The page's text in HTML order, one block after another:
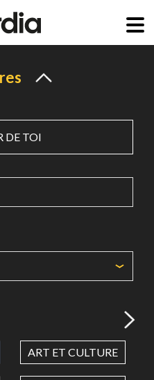
DE TOI
ART ET CULTURE